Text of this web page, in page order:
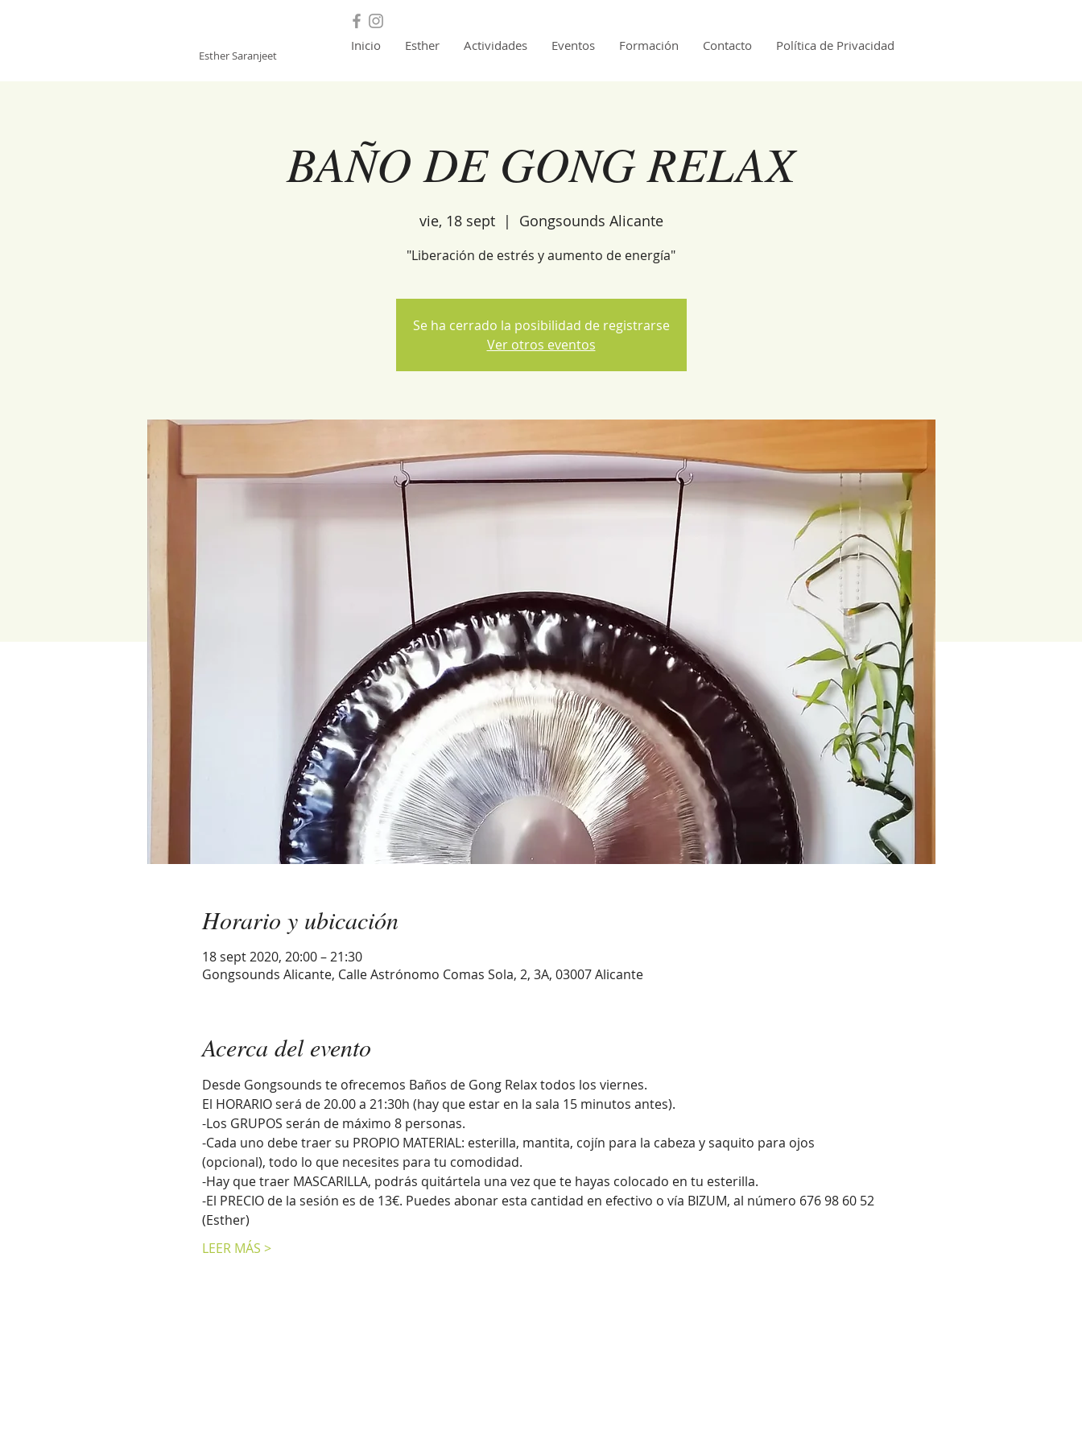
Esther Saranjeet
Inicio Esther Actividades Eventos Formación Contacto Política de Privacidad
BAÑO DE GONG RELAX
vie, 18 sept
  |
Gongsounds Alicante
"Liberación de estrés y aumento de energía"
Se ha cerrado la posibilidad de registrarse
Ver otros eventos
Horario y ubicación
18 sept 2020, 20:00 – 21:30
Gongsounds Alicante, Calle Astrónomo Comas Sola, 2, 3A, 03007 Alicante
Acerca del evento
Desde Gongsounds te ofrecemos Baños de Gong Relax todos los viernes.
El HORARIO será de 20.00 a 21:30h (hay que estar en la sala 15 minutos antes).
-Los GRUPOS serán de máximo 8 personas.
-Cada uno debe traer su PROPIO MATERIAL: esterilla, mantita, cojín para la cabeza y saquito para ojos
(opcional), todo lo que necesites para tu comodidad.
-Hay que traer MASCARILLA, podrás quitártela una vez que te hayas colocado en tu esterilla.
-El PRECIO de la sesión es de 13€. Puedes abonar esta cantidad en efectivo o vía BIZUM, al número 676 98 60 52
(Esther)
LEER MÁS >